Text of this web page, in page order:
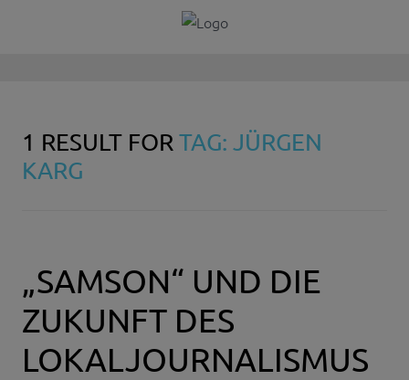
1 RESULT FORTAG: JÜRGEN
KARG
„SAMSON“ UND DIE
ZUKUNFT DES
LOKALJOURNALISMUS